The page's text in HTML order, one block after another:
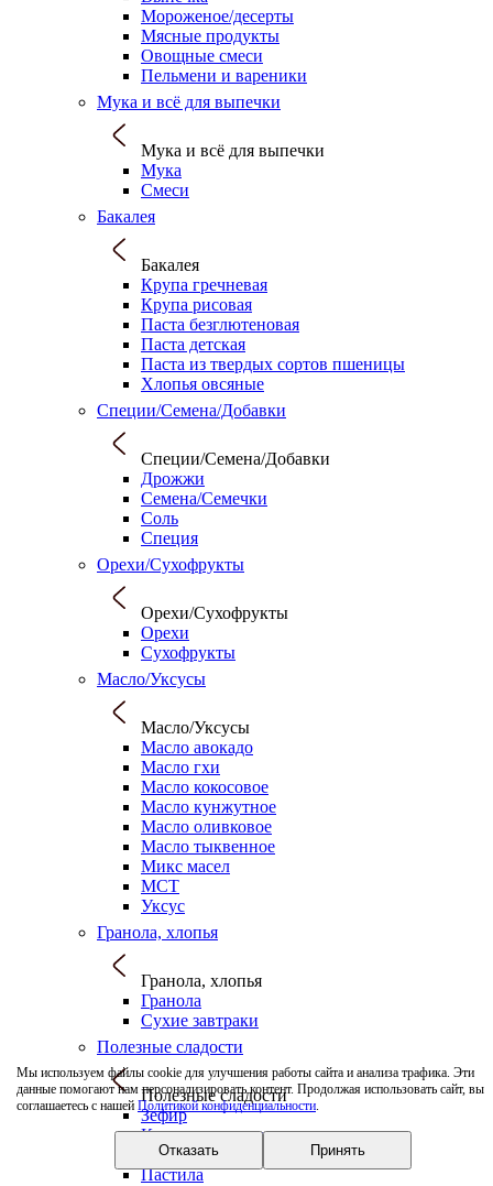
Мы используем файлы cookie для улучшения работы сайта и анализа трафика. Эти
данные помогают нам персонализировать контент. Продолжая использовать сайт, вы
соглашаетесь с нашей Политикой конфиденциальности.
Отказать Принять
Мороженое/десерты
Мясные продукты
Овощные смеси
Пельмени и вареники
Мука и всё для выпечки
Мука и всё для выпечки
Мука
Смеси
Бакалея
Бакалея
Крупа гречневая
Крупа рисовая
Паста безглютеновая
Паста детская
Паста из твердых сортов пшеницы
Хлопья овсяные
Специи/Семена/Добавки
Специи/Семена/Добавки
Дрожжи
Семена/Семечки
Соль
Специя
Орехи/Сухофрукты
Орехи/Сухофрукты
Орехи
Сухофрукты
Масло/Уксусы
Масло/Уксусы
Масло авокадо
Масло гхи
Масло кокосовое
Масло кунжутное
Масло оливковое
Масло тыквенное
Микс масел
МСТ
Уксус
Гранола, хлопья
Гранола, хлопья
Гранола
Сухие завтраки
Полезные сладости
Полезные сладости
Зефир
Карамель органическая
Мармелад
Пастила